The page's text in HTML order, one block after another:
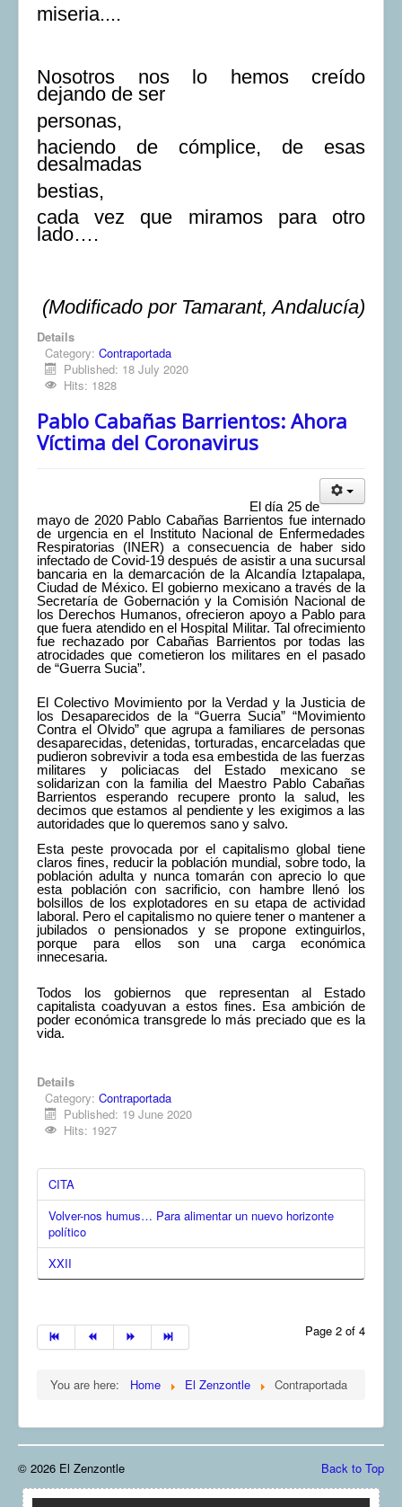
miseria....
Nosotros nos lo hemos creído
dejando de ser
personas,
haciendo de cómplice, de esas
desalmadas
bestias,
cada vez que miramos para otro
lado….
(Modificado por Tamarant, Andalucía)
Details
Category: Contraportada
Published: 18 July 2020
Hits: 1828
Pablo Cabañas Barrientos: Ahora
Víctima del Coronavirus
El día 25 de
mayo de 2020 Pablo Cabañas Barrientos fue internado
de urgencia en el Instituto Nacional de Enfermedades
Respiratorias (INER) a consecuencia de haber sido
infectado de Covid-19 después de asistir a una sucursal
bancaria en la demarcación de la Alcandía Iztapalapa,
Ciudad de México. El gobierno mexicano a través de la
Secretaría de Gobernación y la Comisión Nacional de
los Derechos Humanos, ofrecieron apoyo a Pablo para
que fuera atendido en el Hospital Militar. Tal ofrecimiento
fue rechazado por Cabañas Barrientos por todas las
atrocidades que cometieron los militares en el pasado
de “Guerra Sucia”.
El Colectivo Movimiento por la Verdad y la Justicia de
los Desaparecidos de la “Guerra Sucia” “Movimiento
Contra el Olvido” que agrupa a familiares de personas
desaparecidas, detenidas, torturadas, encarceladas que
pudieron sobrevivir a toda esa embestida de las fuerzas
militares y policiacas del Estado mexicano se
solidarizan con la familia del Maestro Pablo Cabañas
Barrientos esperando recupere pronto la salud, les
decimos que estamos al pendiente y les exigimos a las
autoridades que lo queremos sano y salvo.
Esta peste provocada por el capitalismo global tiene
claros fines, reducir la población mundial, sobre todo, la
población adulta y nunca tomarán con aprecio lo que
esta población con sacrificio, con hambre llenó los
bolsillos de los explotadores en su etapa de actividad
laboral. Pero el capitalismo no quiere tener o mantener a
jubilados o pensionados y se propone extinguirlos,
porque para ellos son una carga económica
innecesaria.
Todos los gobiernos que representan al Estado
capitalista coadyuvan a estos fines. Esa ambición de
poder económica transgrede lo más preciado que es la
vida.
Details
Category: Contraportada
Published: 19 June 2020
Hits: 1927
CITA
Volver-nos humus… Para alimentar un nuevo horizonte
político
XXII
Page 2 of 4
You are here: Home El Zenzontle Contraportada
Back to Top
© 2026 El Zenzontle